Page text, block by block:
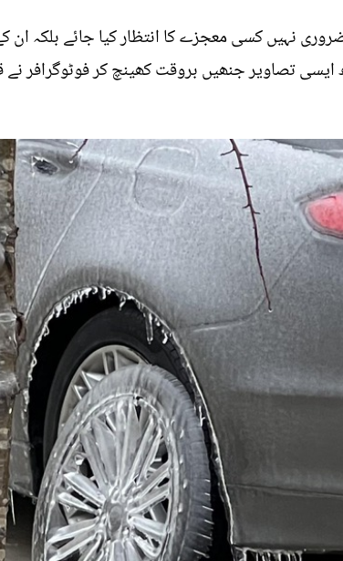
نہیں کسی معجزے کا انتظار کیا جائے بلکہ ان
ایسی تصاویر جنھیں بروقت کھینچ کر فوٹوگرافر